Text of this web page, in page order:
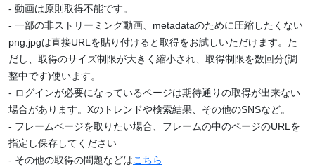
- 動画は原則取得不能です。
- 一部の非ストリーミング動画、metadataのために圧縮したくない
png,jpgは直接URLを貼り付けると取得をお試しいただけます。た
だし、取得のサイズ制限が大きく縮小され、取得制限を数回分(調
整中です)使います。
- ログインが必要になっているページは期待通りの取得が出来ない
場合があります。Xのトレンドや検索結果、その他のSNSなど。
- フレームページを取りたい場合、フレームの中のページのURLを
指定し保存してください
- その他の取得の問題などはこちら